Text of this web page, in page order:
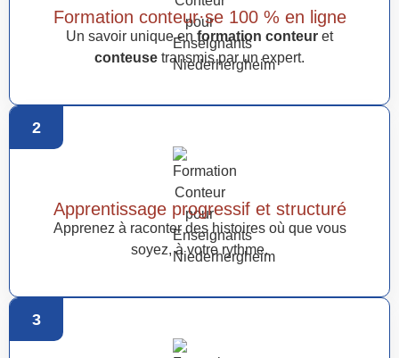
Formation conteur·se 100 % en ligne
Un savoir unique enformation conteur et
conteuse transmis par un expert.
2
Apprentissage progressif et structuré
Apprenez à raconter des histoires où que vous
soyez, à votre rythme.
3